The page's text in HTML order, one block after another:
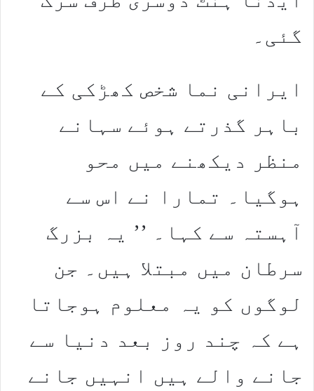
گئی۔
ایرانی نما شخص کھڑکی کے
باہر گذرتے ہوئے سہانے
منظر دیکھنے میں محو
ہوگیا۔ تمارا نے اس سے
آہستہ سے کہا۔ ’’ یہ بزرگ
سرطان میں مبتلا ہیں۔ جن
لوگوں کو یہ معلوم ہوجاتا
ہے کہ چند روز بعد دنیا سے
جانے والے ہیں انہیں جانے